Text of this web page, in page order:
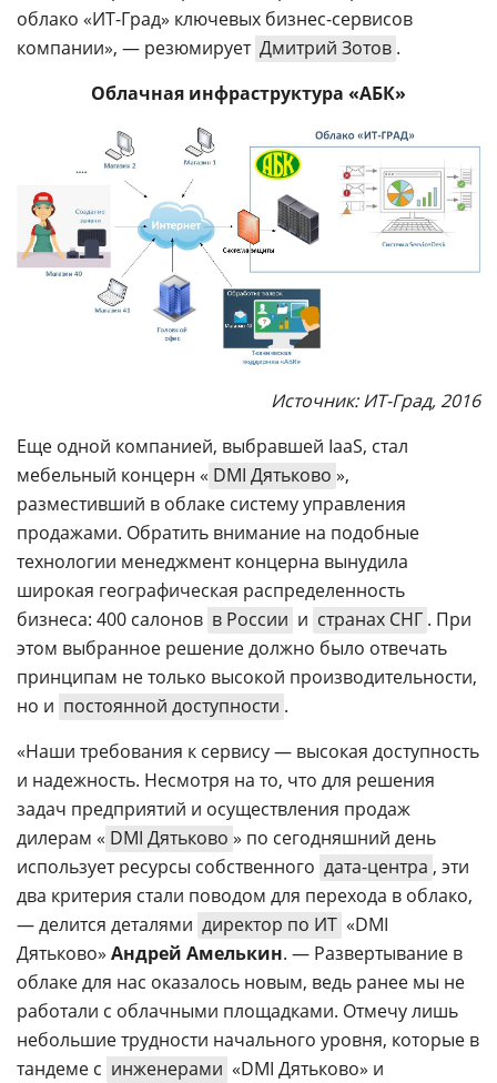
облако «ИТ-Град» ключевых бизнес-сервисов
компании», — резюмирует Дмитрий Зотов .
Облачная инфраструктура «АБК»
Источник: ИТ-Град, 2016
Еще одной компанией, выбравшей IaaS, стал
мебельный концерн « DMI Дятьково »,
разместивший в облаке систему управления
продажами. Обратить внимание на подобные
технологии менеджмент концерна вынудила
широкая географическая распределенность
бизнеса: 400 салонов в России и странах СНГ . При
этом выбранное решение должно было отвечать
принципам не только высокой производительности,
но и постоянной доступности .
«Наши требования к сервису — высокая доступность
и надежность. Несмотря на то, что для решения
задач предприятий и осуществления продаж
дилерам « DMI Дятьково » по сегодняшний день
использует ресурсы собственного дата-центра , эти
два критерия стали поводом для перехода в облако,
— делится деталями директор по ИТ «DMI
Дятьково» Андрей Амелькин. — Развертывание в
облаке для нас оказалось новым, ведь ранее мы не
работали с облачными площадками. Отмечу лишь
небольшие трудности начального уровня, которые в
тандеме с инженерами «DMI Дятьково» и